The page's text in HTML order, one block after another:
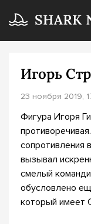
Игорь
23 ноября 2019,
Фигура Игоря
сопротивления
вызывал
смелый
обусловлено
который имеет